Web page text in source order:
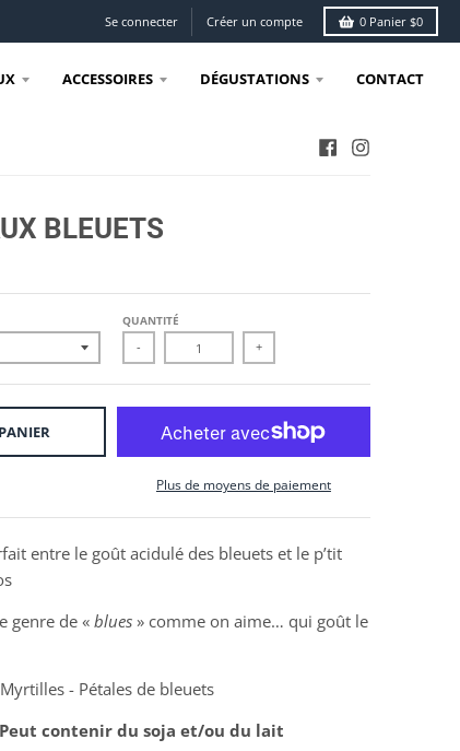
Se connecter Créer un compte 0 Panier $0
ACCESSOIRES DÉGUSTATIONS CONTACT
BLEUETS
QUANTITÉ
- +
Plus de moyens de paiement
entre le goût acidulé des bleuets et le p’tit
genre de « blues» comme on aime… qui goût le
- Pétales de bleuets
contenir du soja et/ou du lait